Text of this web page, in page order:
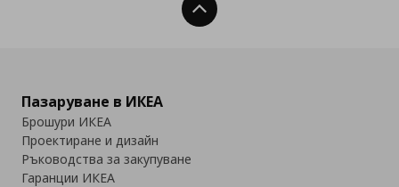
Нагоре
Пазаруване в ИКЕА
Брошури ИКЕА
Проектиране и дизайн
Ръководства за закупуване
Гаранции ИКЕА